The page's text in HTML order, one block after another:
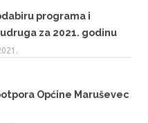
programa i
za 2021. godinu
Općine Maruševec